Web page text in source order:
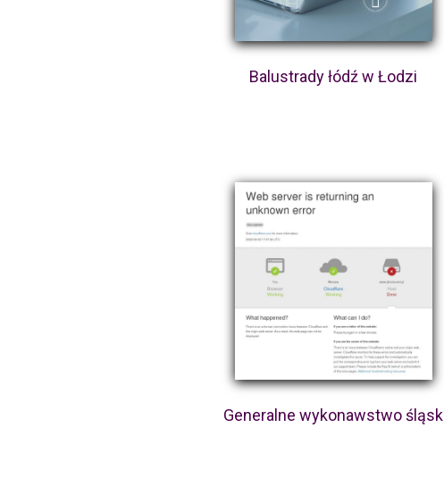
Balustrady łódź w Łodzi
Generalne wykonawstwo śląsk